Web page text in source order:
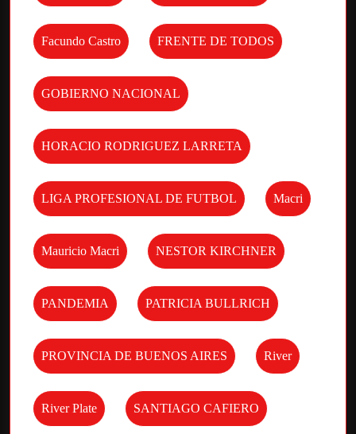
Facundo Castro FRENTE DE TODOS
GOBIERNO NACIONAL
HORACIO RODRIGUEZ LARRETA
LIGA PROFESIONAL DE FUTBOL Macri
Mauricio Macri NESTOR KIRCHNER
PANDEMIA PATRICIA BULLRICH
PROVINCIA DE BUENOS AIRES River
River Plate SANTIAGO CAFIERO